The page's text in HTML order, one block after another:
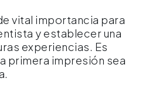
vital importancia para
y establecer una
experiencias. Es
primera impresión sea